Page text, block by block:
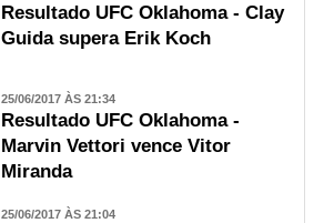
Resultado UFC Oklahoma - Clay
Guida supera Erik Koch
25/06/2017 ÀS 21:34
Resultado UFC Oklahoma -
Marvin Vettori vence Vitor
Miranda
25/06/2017 ÀS 21:04